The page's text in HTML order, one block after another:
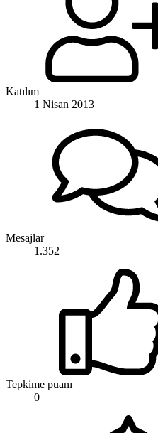
Katılım
1 Nisan 2013
Mesajlar
1.352
Tepkime puanı
0